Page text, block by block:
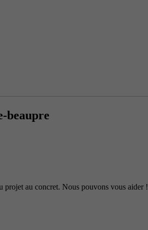
beaupre
projet au concret. Nous pouvons vous aider !